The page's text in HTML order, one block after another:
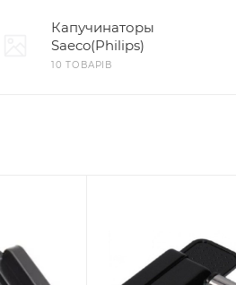
Капучинаторы
Saeco(Philips)
10 ТОВАРІВ